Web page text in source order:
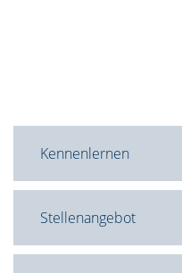
Kennenlernen
Stellenangebot